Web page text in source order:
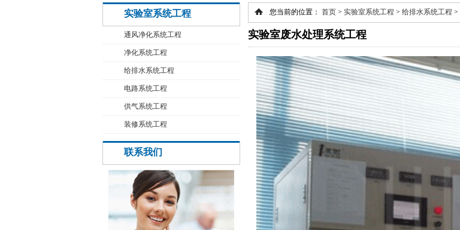
实验室系统工程
通风净化系统工程
净化系统工程
给排水系统工程
电路系统工程
供气系统工程
装修系统工程
联系我们
您当前的位置： 首页> 实验室系统工程 > 给排水系统工程 >
实验室废水处理系统工程